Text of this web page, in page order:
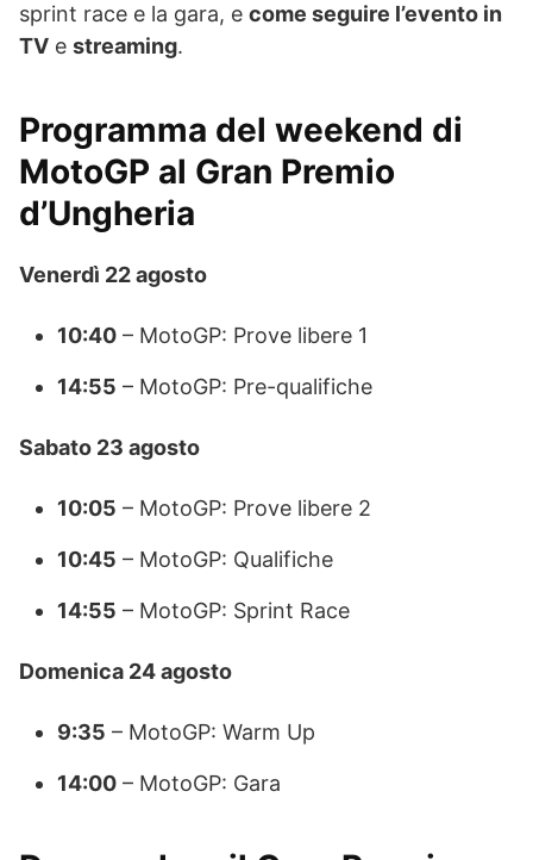
sprint race e la gara, e come seguire l’evento in
TV e streaming.
Programma del weekend di
MotoGP al Gran Premio
d’Ungheria
Venerdì 22 agosto
10:40 – MotoGP: Prove libere 1
14:55 – MotoGP: Pre-qualifiche
Sabato 23 agosto
10:05 – MotoGP: Prove libere 2
10:45 – MotoGP: Qualifiche
14:55 – MotoGP: Sprint Race
Domenica 24 agosto
9:35 – MotoGP: Warm Up
14:00 – MotoGP: Gara